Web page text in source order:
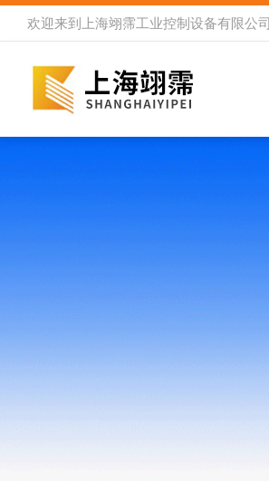
欢迎来到 上海翊霈工业控制设备有限公司